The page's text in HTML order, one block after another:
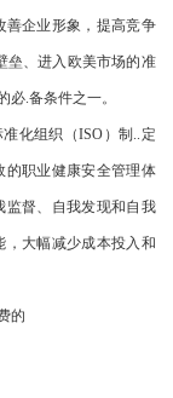
善企业形象，提高竞争
垒、进入欧美市场的准
必.备条件之一。
化组织（ISO）制..定
的职业健康安全管理体
监督、自我发现和自我
大幅减少成本投入和
的